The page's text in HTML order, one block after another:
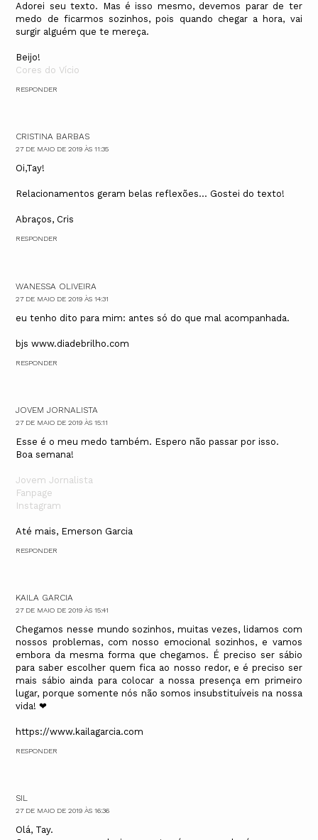
Adorei seu texto. Mas é isso mesmo, devemos parar de ter
medo de ficarmos sozinhos, pois quando chegar a hora, vai
surgir alguém que te mereça.
Beijo!
Cores do Vício
RESPONDER
CRISTINA BARBAS
27 DE MAIO DE 2019 ÀS 11:35
Oi,Tay!
Relacionamentos geram belas reflexões... Gostei do texto!
Abraços, Cris
RESPONDER
WANESSA OLIVEIRA
27 DE MAIO DE 2019 ÀS 14:31
eu tenho dito para mim: antes só do que mal acompanhada.
bjs www.diadebrilho.com
RESPONDER
JOVEM JORNALISTA
27 DE MAIO DE 2019 ÀS 15:11
Esse é o meu medo também. Espero não passar por isso.
Boa semana!
Jovem Jornalista
Fanpage
Instagram
Até mais, Emerson Garcia
RESPONDER
KAILA GARCIA
27 DE MAIO DE 2019 ÀS 15:41
Chegamos nesse mundo sozinhos, muitas vezes, lidamos com
nossos problemas, com nosso emocional sozinhos, e vamos
embora da mesma forma que chegamos. É preciso ser sábio
para saber escolher quem fica ao nosso redor, e é preciso ser
mais sábio ainda para colocar a nossa presença em primeiro
lugar, porque somente nós não somos insubstituíveis na nossa
vida! ❤
https://www.kailagarcia.com
RESPONDER
SIL
27 DE MAIO DE 2019 ÀS 16:36
Olá, Tay.